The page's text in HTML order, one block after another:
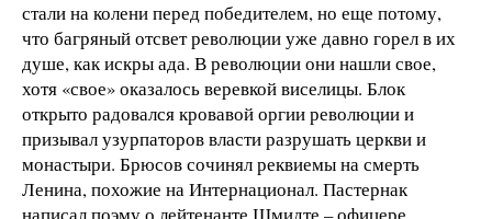
стали на колени перед победителем, но еще потому,
что багряный отсвет революции уже давно горел в их
душе, как искры ада. В революции они нашли свое,
хотя «свое» оказалось веревкой виселицы. Блок
открыто радовался кровавой оргии революции и
призывал узурпаторов власти разрушать церкви и
монастыри. Брюсов сочинял реквиемы на смерть
Ленина, похожие на Интернационал. Пастернак